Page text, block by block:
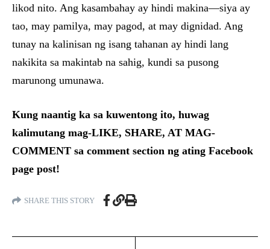
likod nito. Ang kasambahay ay hindi makina—siya ay
tao, may pamilya, may pagod, at may dignidad. Ang
tunay na kalinisan ng isang tahanan ay hindi lang
nakikita sa makintab na sahig, kundi sa pusong
marunong umunawa.
Kung naantig ka sa kuwentong ito, huwag
kalimutang mag-LIKE, SHARE, AT MAG-
COMMENT sa comment section ng ating Facebook
page post!
SHARE THIS STORY